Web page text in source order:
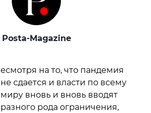
Posta-Magazine
есмотря на то, что пандемия
не сдается и власти по всему
миру вновь и вновь вводят
разного рода ограничения,